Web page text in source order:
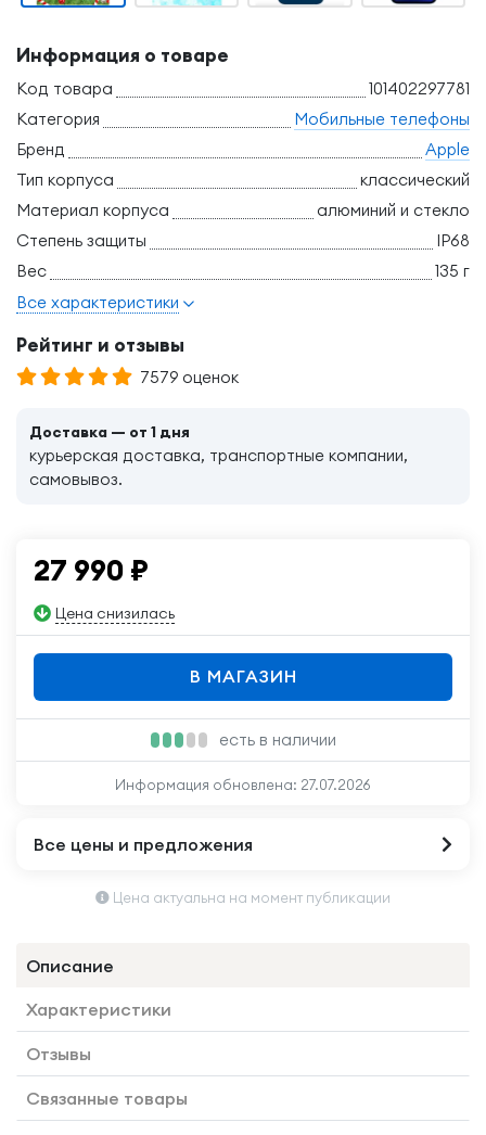
Информация о товаре
Код товара
101402297781
Категория
Мобильные телефоны
Бренд
Apple
Тип корпуса
классический
Материал корпуса
алюминий и стекло
Степень защиты
IP68
Вес
135 г
Все характеристики
Рейтинг и отзывы
7579 оценок
Доставка — от 1 дня
курьерская доставка, транспортные компании,
самовывоз.
27 990 ₽
Цена снизилась
В МАГАЗИН
есть в наличии
Информация обновлена: 27.07.2026
Все цены и предложения
Цена актуальна на момент публикации
Описание
Характеристики
Отзывы
Связанные товары